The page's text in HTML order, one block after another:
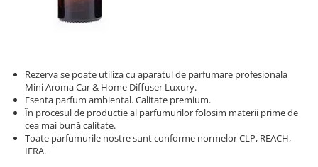
Rezerva se poate utiliza cu aparatul de parfumare profesionala
Mini Aroma Car & Home Diffuser Luxury.
Esenta parfum ambiental. Calitate premium.
În procesul de producție al parfumurilor folosim materii prime de
cea mai bună calitate.
Toate parfumurile nostre sunt conforme normelor CLP, REACH,
IFRA.